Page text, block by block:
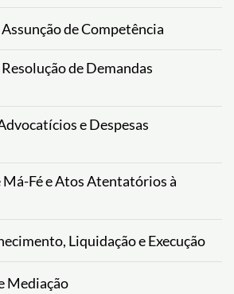
de Competência
de Demandas
e Despesas
Fé e Atos Atentatórios à
Liquidação e Execução
Mediação